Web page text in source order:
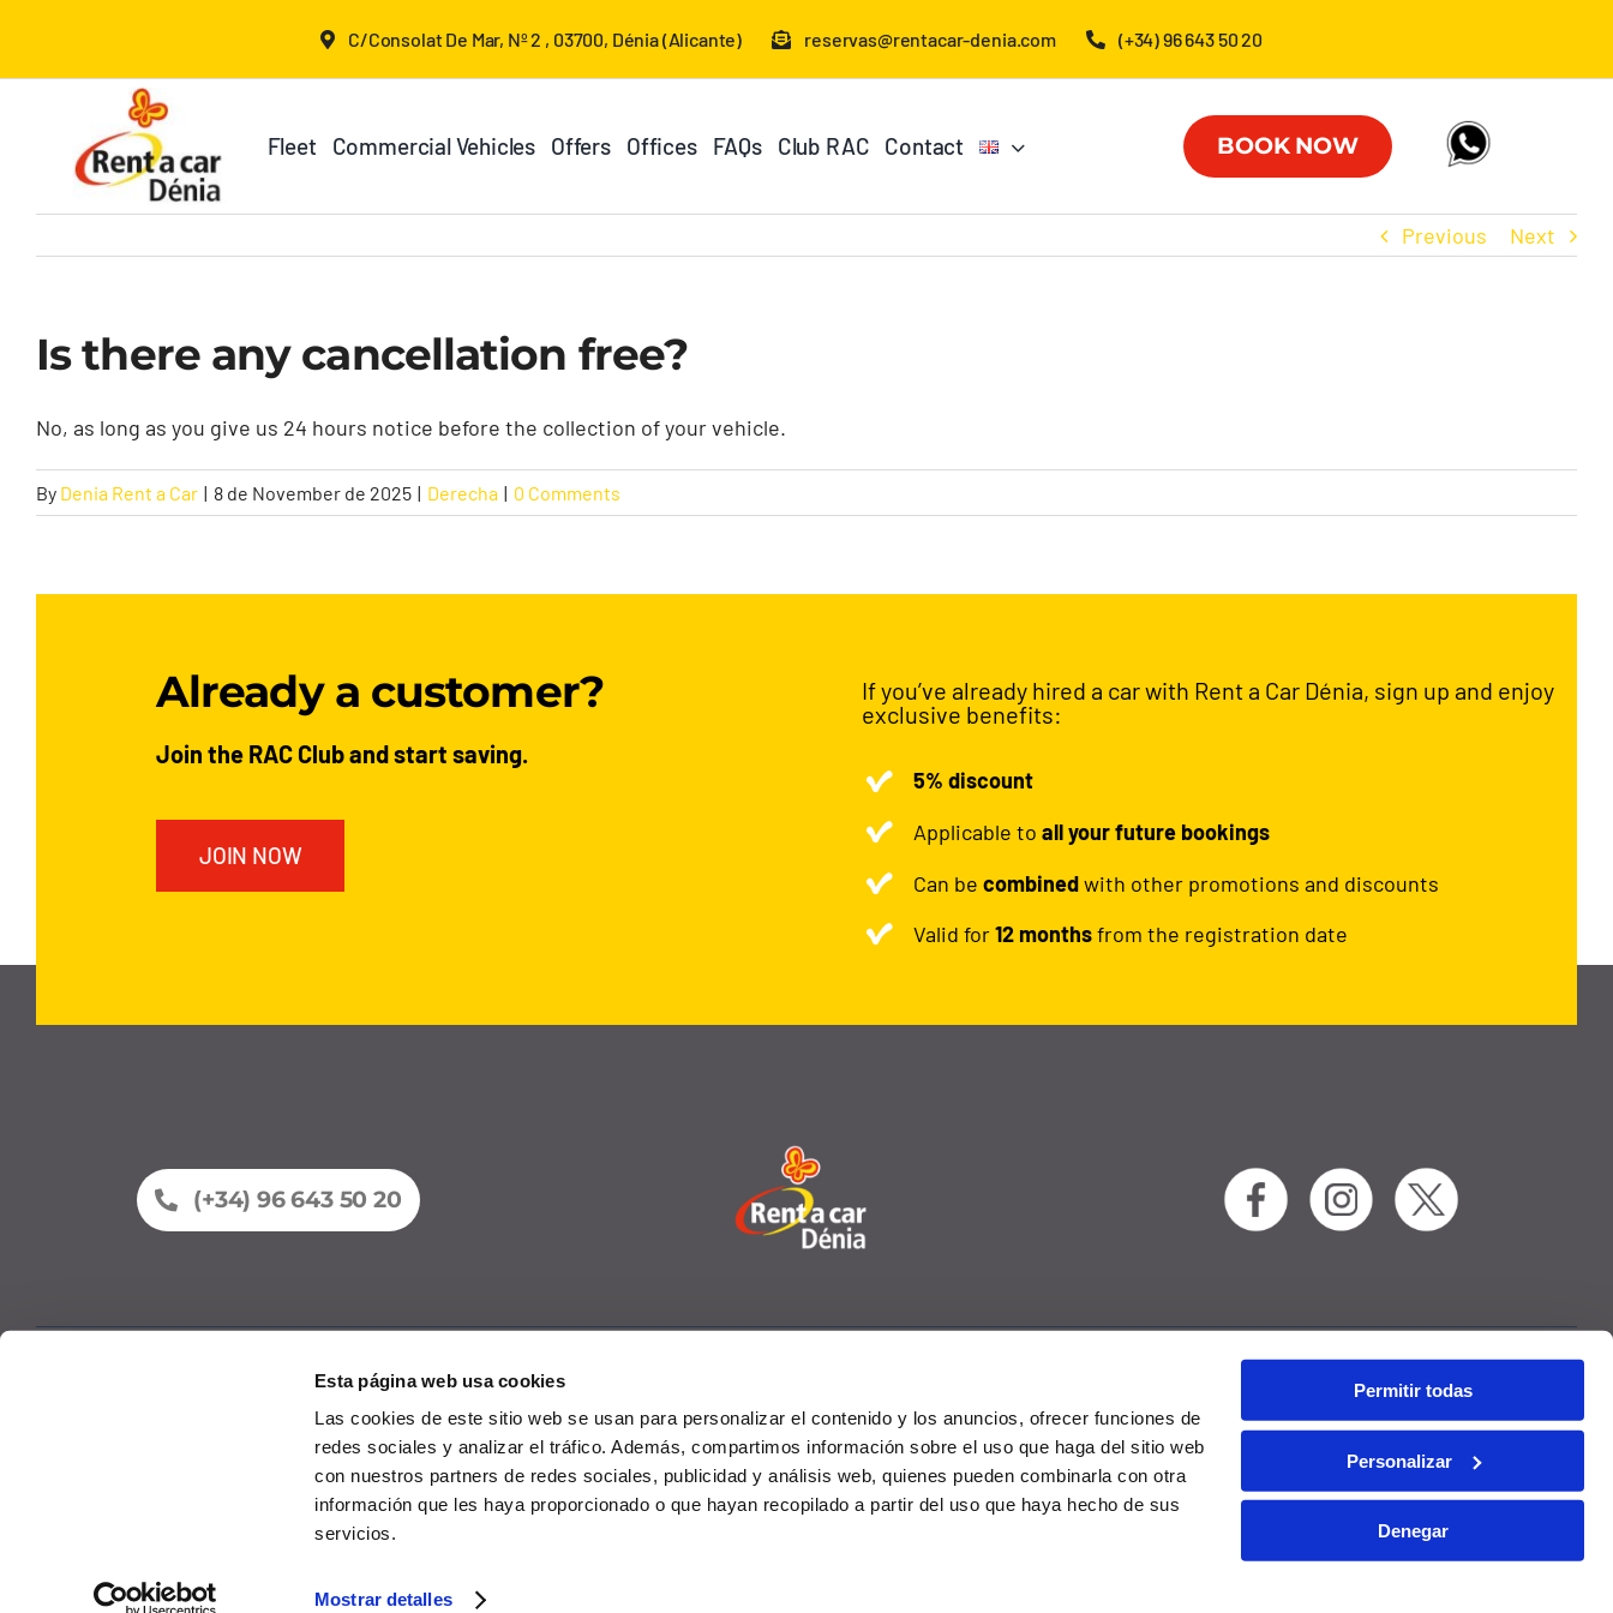
Esta página web usa cookies
Las cookies de este sitio web se usan para personalizar el contenido y los anuncios, ofrecer funciones de
redes sociales y analizar el tráfico. Además, compartimos información sobre el uso que haga del sitio web
con nuestros partners de redes sociales, publicidad y análisis web, quienes pueden combinarla con otra
información que les haya proporcionado o que hayan recopilado a partir del uso que haya hecho de sus
servicios.
Mostrar detalles
Permitir todas
Personalizar
Denegar
C/Consolat De Mar, Nº 2 , 03700, Dénia (Alicante) reservas@rentacar-denia.com (+34) 96 643 50 20
Fleet Commercial Vehicles Offers Offices FAQs Club RAC Contact BOOK NOW
Previous Next
Is there any cancellation free?
No, as long as you give us 24 hours notice before the collection of your vehicle.
By Denia Rent a Car | 8 de November de 2025 | Derecha | 0 Comments
Already a customer?
Join the RAC Club and start saving.
JOIN NOW
If you’ve already hired a car with Rent a Car Dénia, sign up and enjoy
exclusive benefits:
5% discount
Applicable to all your future bookings
Can be combinedwith other promotions and discounts
Valid for12 monthsfrom the registration date
(+34) 96 643 50 20
Fleet Commercial Vehicles Offers Offices FAQs Club RAC Contact